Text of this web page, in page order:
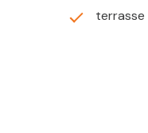
terrasse